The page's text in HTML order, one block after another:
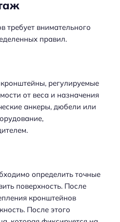
требует внимательного
правил.
регулируемые
от веса и назначения
анкеры, дюбели или
определить точные
поверхность. После
кронштейнов
После этого